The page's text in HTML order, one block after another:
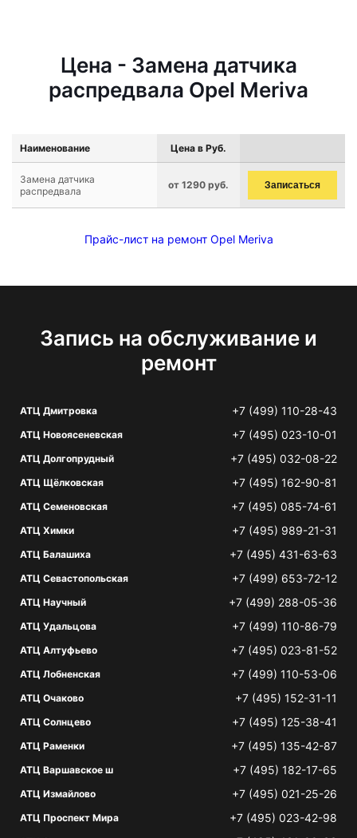
Цена - Замена датчика
распредвала Opel Meriva
Наименование Цена в Руб.
Замена датчика
распредвала
от 1290 руб. Записаться
Прайс-лист на ремонт Opel Meriva
Запись на обслуживание и
ремонт
АТЦ Дмитровка +7 (499) 110-28-43
АТЦ Новоясеневская +7 (495) 023-10-01
АТЦ Долгопрудный +7 (495) 032-08-22
АТЦ Щёлковская +7 (495) 162-90-81
АТЦ Семеновская +7 (495) 085-74-61
АТЦ Химки +7 (495) 989-21-31
АТЦ Балашиха +7 (495) 431-63-63
АТЦ Севастопольская +7 (499) 653-72-12
АТЦ Научный +7 (499) 288-05-36
АТЦ Удальцова +7 (499) 110-86-79
АТЦ Алтуфьево +7 (495) 023-81-52
АТЦ Лобненская +7 (499) 110-53-06
АТЦ Очаково +7 (495) 152-31-11
АТЦ Солнцево +7 (495) 125-38-41
АТЦ Раменки +7 (495) 135-42-87
АТЦ Варшавское ш +7 (495) 182-17-65
АТЦ Измайлово +7 (495) 021-25-26
АТЦ Проспект Мира +7 (495) 023-42-98